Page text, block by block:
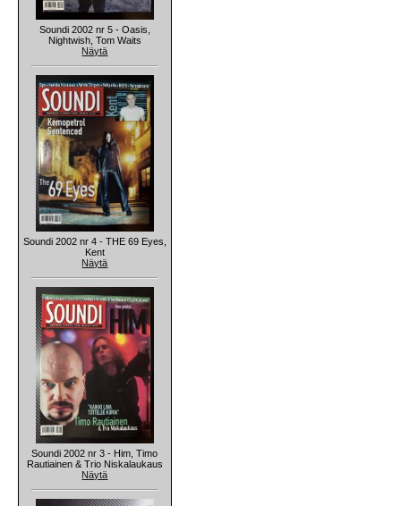
Soundi 2002 nr 5 - Oasis,
Nightwish, Tom Waits
Näytä
Soundi 2002 nr 4 - THE 69 Eyes,
Kent
Näytä
Soundi 2002 nr 3 - Him, Timo
Rautiainen & Trio Niskalaukaus
Näytä